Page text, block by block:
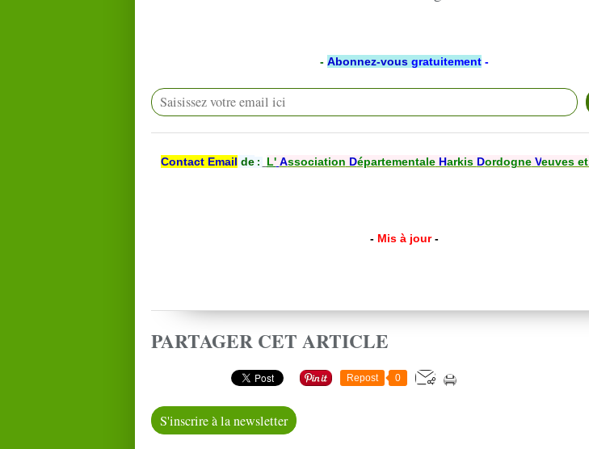
- Abonnez-vous gratuitement -
Contact Email de : L' Association DépartementaleHarkis DordogneVeuves et
- Mis à jour -
PARTAGER CET ARTICLE
Repost 0
S'inscrire à la newsletter